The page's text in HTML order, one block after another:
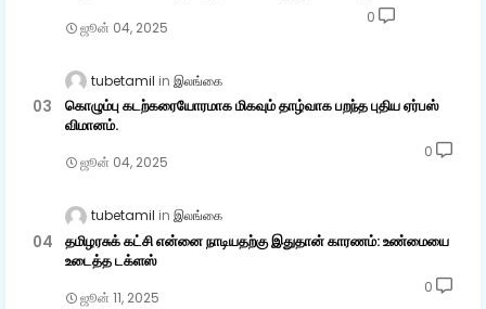
ஜூன் 04, 2025
0
tubetamil இலங்கை
கொழும்பு கடற்கரையோரமாக மிகவும் தாழ்வாக பறந்த புதிய ஏர்பஸ்
விமானம்.
ஜூன் 04, 2025
0
tubetamil இலங்கை
தமிழரசுக் கட்சி என்னை நாடியதற்கு இதுதான் காரணம்: உண்மையை
உடைத்த டக்ளஸ்
ஜூன் 11, 2025
0